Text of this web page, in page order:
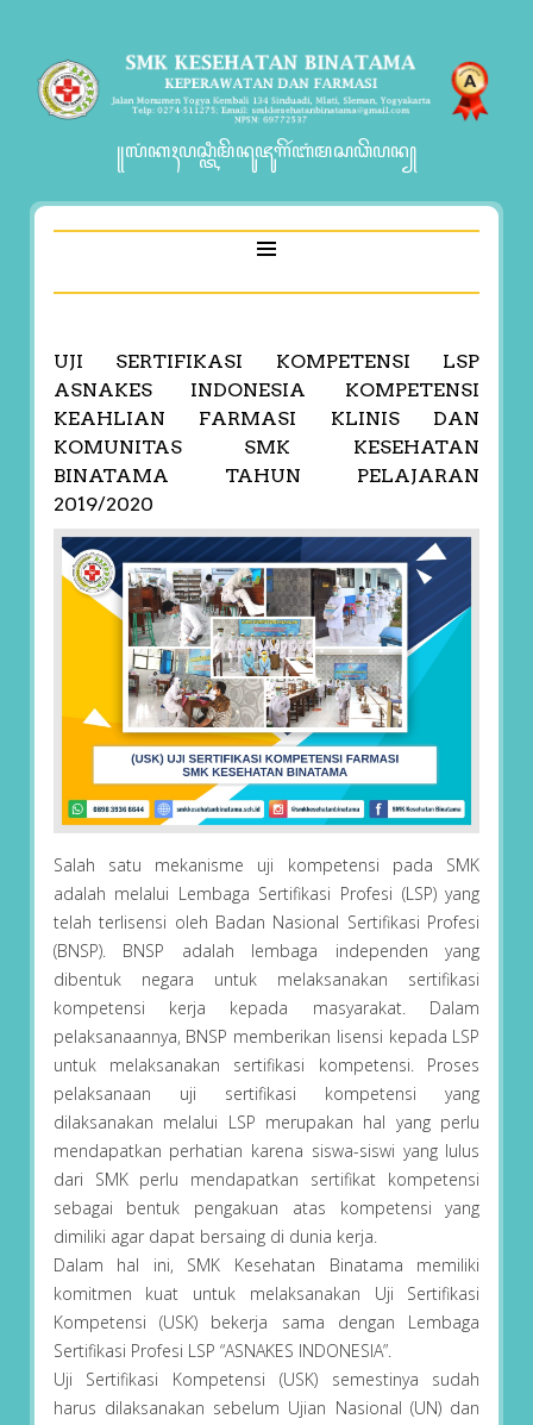
꧋ꦭꦁꦏꦃꦥꦱ꧀ꦠꦶꦩꦼꦤꦸꦗꦸꦒꦼꦂꦧꦁꦩꦱꦣꦼꦥꦤ꧀
UJI SERTIFIKASI KOMPETENSI LSP
ASNAKES INDONESIA KOMPETENSI
KEAHLIAN FARMASI KLINIS DAN
KOMUNITAS SMK KESEHATAN
BINATAMA TAHUN PELAJARAN
2019/2020
Salah satu mekanisme uji kompetensi pada SMK
adalah melalui Lembaga Sertifikasi Profesi (LSP) yang
telah terlisensi oleh Badan Nasional Sertifikasi Profesi
(BNSP). BNSP adalah lembaga independen yang
dibentuk negara untuk melaksanakan sertifikasi
kompetensi kerja kepada masyarakat. Dalam
pelaksanaannya, BNSP memberikan lisensi kepada LSP
untuk melaksanakan sertifikasi kompetensi. Proses
pelaksanaan uji sertifikasi kompetensi yang
dilaksanakan melalui LSP merupakan hal yang perlu
mendapatkan perhatian karena siswa-siswi yang lulus
dari SMK perlu mendapatkan sertifikat kompetensi
sebagai bentuk pengakuan atas kompetensi yang
dimiliki agar dapat bersaing di dunia kerja.
Dalam hal ini, SMK Kesehatan Binatama memiliki
komitmen kuat untuk melaksanakan Uji Sertifikasi
Kompetensi (USK) bekerja sama dengan Lembaga
Sertifikasi Profesi LSP “ASNAKES INDONESIA”.
Uji Sertifikasi Kompetensi (USK) semestinya sudah
harus dilaksanakan sebelum Ujian Nasional (UN) dan